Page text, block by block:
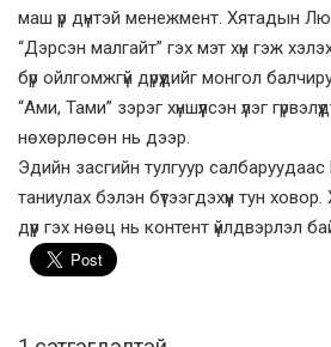
маш үр дүнтэй менежмент. Хятадын
“Дэрсэн малгайт” гэх мэт хүн гэж
бүр ойлгомжгүй дүрүүдийг монгол
“Ами, Тами” зэрэг хүншүүлсэн үлэг
нөхөрлөсөн нь дээр.
Эдийн засгийн тулгуур
таниулах бэлэн бүтээгдэхүүн тун
дүүр­ гэх нөөц нь контент үйлдвэрлэл